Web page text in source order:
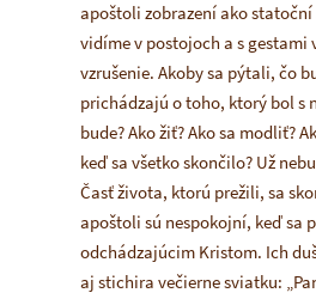
apoštoli zobrazení ako
vidíme v postojoch a s
vzrušenie. Akoby sa pýtali, čo
prichádzajú o toho, ktorý bol s
bude? Ako žiť? Ako sa modliť?
keď sa všetko skončilo? Už
Časť života, ktorú prežili, sa
apoštoli sú nespokojní, keď sa
odchádzajúcim Kristom. Ich
aj stichira večierne sviatku: